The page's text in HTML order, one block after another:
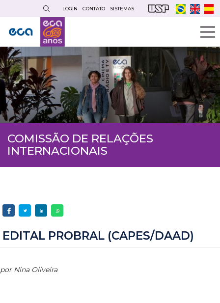
conteúdo
principal
LOGIN CONTATO SISTEMAS
COMISSÃO DE RELAÇÕES
INTERNACIONAIS
EDITAL PROBRAL (CAPES/DAAD)
por Nina Oliveira